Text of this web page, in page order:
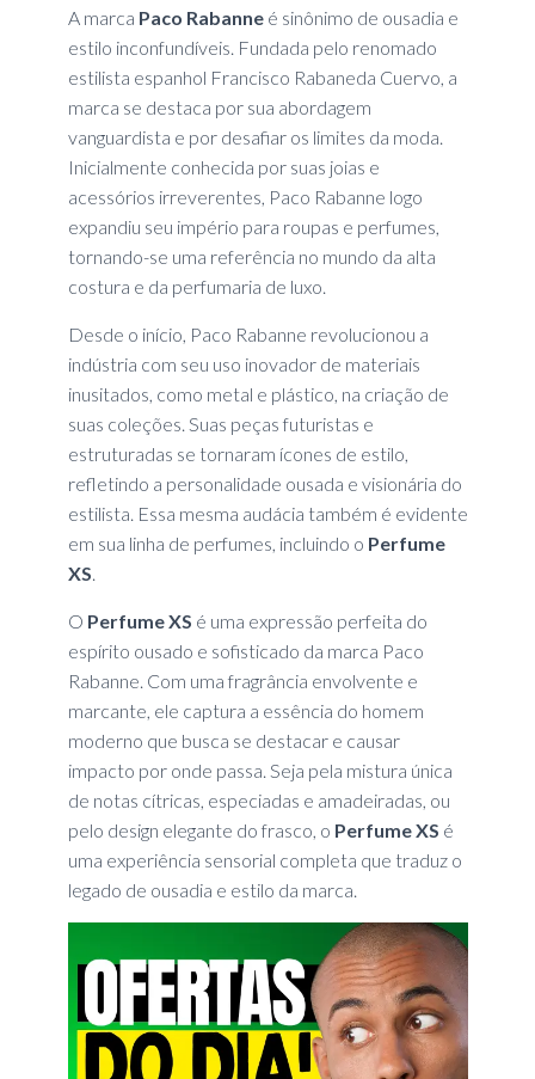
A marca Paco Rabanneé sinônimo de ousadia e
estilo inconfundíveis. Fundada pelo renomado
estilista espanhol Francisco Rabaneda Cuervo, a
marca se destaca por sua abordagem
vanguardista e por desafiar os limites da moda.
Inicialmente conhecida por suas joias e
acessórios irreverentes, Paco Rabanne logo
expandiu seu império para roupas e perfumes,
tornando-se uma referência no mundo da alta
costura e da perfumaria de luxo.
Desde o início, Paco Rabanne revolucionou a
indústria com seu uso inovador de materiais
inusitados, como metal e plástico, na criação de
suas coleções. Suas peças futuristas e
estruturadas se tornaram ícones de estilo,
refletindo a personalidade ousada e visionária do
estilista. Essa mesma audácia também é evidente
em sua linha de perfumes, incluindo o Perfume
XS.
O Perfume XS é uma expressão perfeita do
espírito ousado e sofisticado da marca Paco
Rabanne. Com uma fragrância envolvente e
marcante, ele captura a essência do homem
moderno que busca se destacar e causar
impacto por onde passa. Seja pela mistura única
de notas cítricas, especiadas e amadeiradas, ou
pelo design elegante do frasco, o Perfume XS é
uma experiência sensorial completa que traduz o
legado de ousadia e estilo da marca.